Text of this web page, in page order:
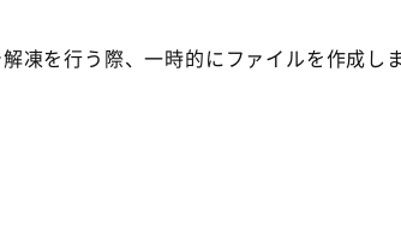
凍を行う際、一時的にファイルを作成